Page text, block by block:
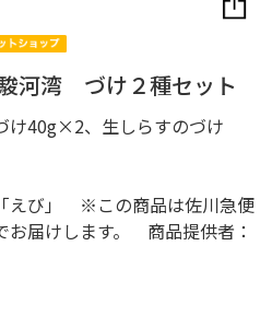
河湾 づけ２種セット
け40g×2、生しらすのづけ
えび」 ※この商品は佐川急便
お届けします。 商品提供者：